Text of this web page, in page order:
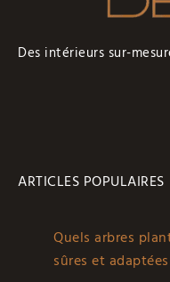
Des intérieurs sur-
ARTICLES POPULAIRES
Quels arbres
sûres et adaptées